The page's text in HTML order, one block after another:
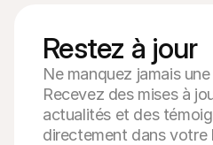
Restez à jour
Ne manquez jamais
Recevez des mises à
actualités et des
directement dans